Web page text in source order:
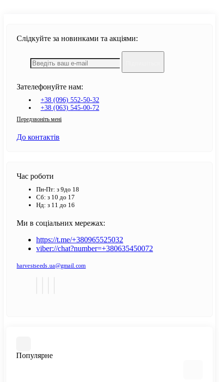
Слідкуйте за новинками та акціями:
Зателефонуйте нам:
+38 (096) 552-50-32
+38 (063) 545-00-72
Передзвоніть мені
До контактів
Час роботи
Пн-Пт: з 9до 18
Сб: з 10 до 17
Нд: з 11 до 16
Ми в соціальних мережах:
https://t.me/+380965525032
viber://chat?number=+380635450072
harvestseeds.ua@gmail.com
Популярне